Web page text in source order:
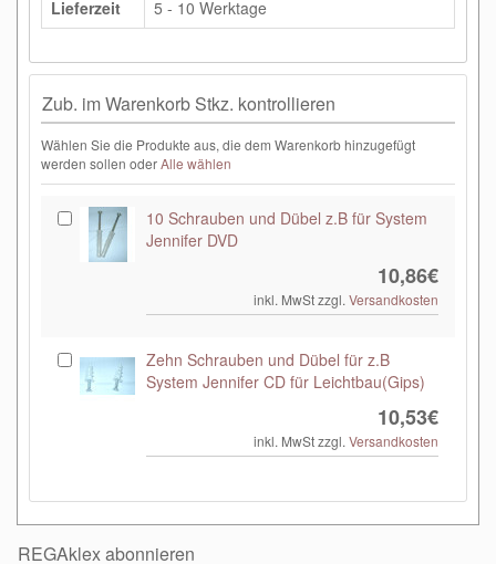
Lieferzeit 5 - 10 Werktage
Zub. im Warenkorb Stkz. kontrollieren
Wählen Sie die Produkte aus, die dem Warenkorb hinzugefügt
werden sollen oderAlle wählen
10 Schrauben und Dübel z.B für System
Jennifer DVD
10,86€
inkl. MwSt zzgl.Versandkosten
Zehn Schrauben und Dübel für z.B
System Jennifer CD für Leichtbau(Gips)
10,53€
inkl. MwSt zzgl.Versandkosten
REGAklex abonnieren